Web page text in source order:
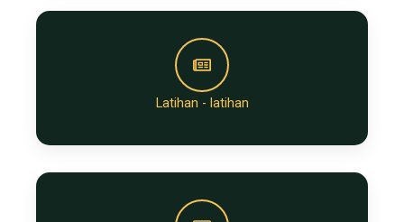
Latihan - latihan